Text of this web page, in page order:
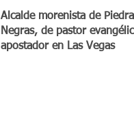
Alcalde morenista de
Negras, de pastor
apostador en Las Vegas